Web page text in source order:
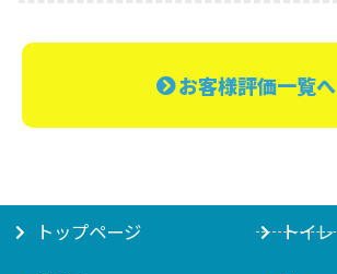
お客様評価一覧へ
トップページ トイレ